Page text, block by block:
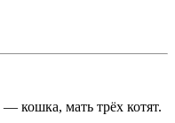
— кошка, мать трёх котят.